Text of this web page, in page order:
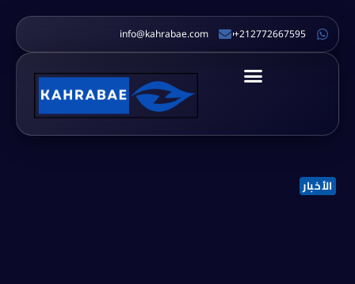
212772667595+
info@kahrabae.com
الأخبار